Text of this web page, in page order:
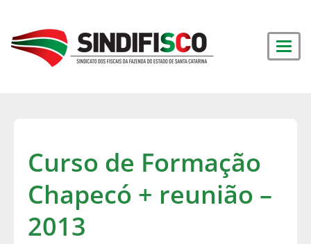
Curso de Formação
Chapecó + reunião –
2013